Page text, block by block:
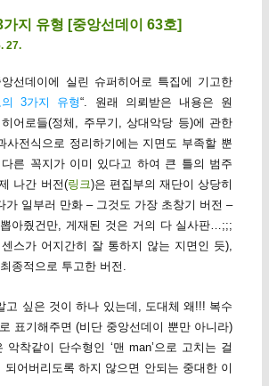
지 유형 [중앙선데이 63호]
27.
선데이에 실린 슈퍼히어로 특집에 기고한
의 3가지 유형“. 원래 의뢰받은 내용은 원
어로들(정체, 주무기, 상대악당 등)에 관한
사전식으로 정리하기에는 지면도 부족할 뿐
른 꼭지가 이미 있다고 하여 큰 틀의 범주
나간 버전(링크)은 편집부의 재단이 상당히
가 일부러 만화 – 그것도 가장 초창기 버전 –
아줬건만, 게재된 것은 거의 다 실사판…;;;
스가 어지간히 잘 통하지 않는 지면인 듯),
종적으로 투고한 버전.
고 싶은 것이 하나 있는데, 도대체 왜!!! 복수
로 표기해주면 (비단 중앙선데이 뿐만 아니라)
악착같이 단수형인 ‘맨 man’으로 고치는 걸
되어버리도록 하지 않으면 안되는 중대한 이